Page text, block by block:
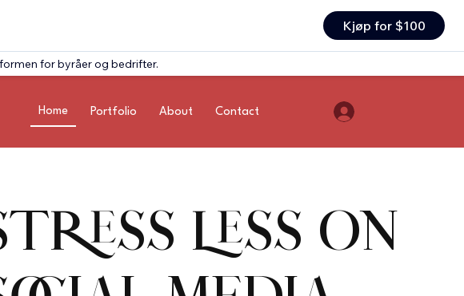
Kjøp for $100
for byråer og bedrifter.